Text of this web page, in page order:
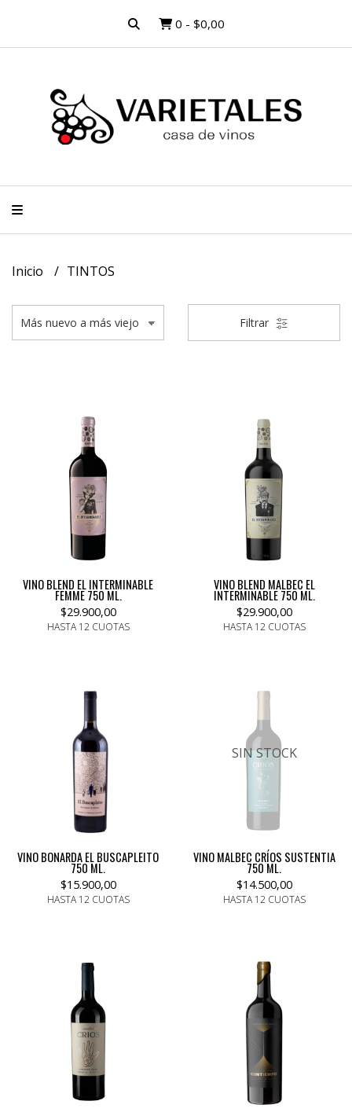
0 - $0,00
Inicio TINTOS
Filtrar
VINO BLEND EL INTERMINABLE
FEMME 750 ML.
$29.900,00
HASTA 12 CUOTAS
VINO BLEND MALBEC EL
INTERMINABLE 750 ML.
$29.900,00
HASTA 12 CUOTAS
VINO BONARDA EL BUSCAPLEITO
750 ML.
$15.900,00
HASTA 12 CUOTAS
SIN STOCK
VINO MALBEC CRÍOS SUSTENTIA
750 ML.
$14.500,00
HASTA 12 CUOTAS